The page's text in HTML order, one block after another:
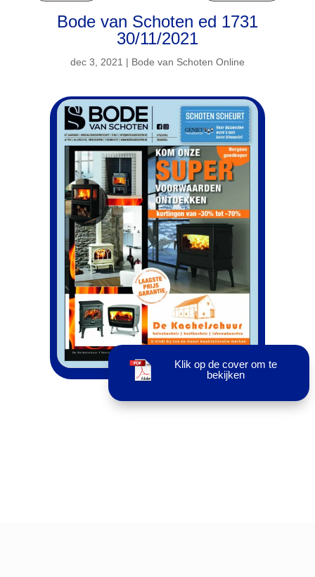
Bode van Schoten ed 1731
30/11/2021
dec 3, 2021 | Bode van Schoten Online
Klik op de cover om te
bekijken